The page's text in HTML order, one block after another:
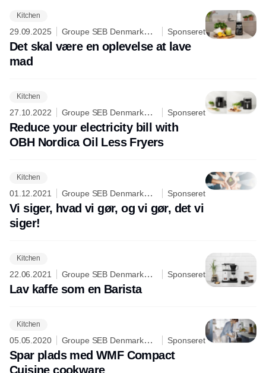
Kitchen
29.09.2025
Groupe SEB Denmark
A/S
Sponseret
Det skal være en oplevelse at lave
mad
Kitchen
27.10.2022
Groupe SEB Denmark
A/S
Sponseret
Reduce your electricity bill with
OBH Nordica Oil Less Fryers
Kitchen
01.12.2021
Groupe SEB Denmark
A/S
Sponseret
Vi siger, hvad vi gør, og vi gør, det vi
siger!
Kitchen
22.06.2021
Groupe SEB Denmark
A/S
Sponseret
Lav kaffe som en Barista
Kitchen
05.05.2020
Groupe SEB Denmark
A/S
Sponseret
Spar plads med WMF Compact
Cuisine cookware